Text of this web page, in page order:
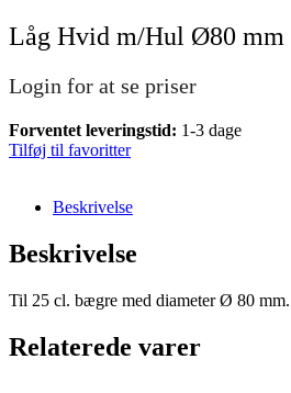
Låg Hvid m/Hul Ø80 mm
Login for at se priser
Forventet leveringstid: 1-3 dage
Tilføj til favoritter
Beskrivelse
Beskrivelse
Til 25 cl. bægre med diameter Ø 80 mm.
Relaterede varer